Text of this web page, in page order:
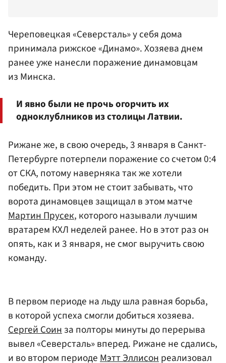
Череповецкая«Северсталь»у себя дома
принимала рижское «Динамо». Хозяева днем
ранее уже нанесли поражение динамовцам
из Минска.
И явно были не прочь огорчить их
одноклублников из столицы Латвии.
Рижане же, в свою очередь, 3 января в Санкт-
Петербурге потерпели поражение со счетом 0:4
от СКА, потому наверняка так же хотели
победить. При этом не стоит забывать, что
ворота динамовцев защищал в этом матче
Мартин Прусек, которого называли лучшим
вратарем КХЛ неделей ранее. Но в этот раз он
опять, как и 3 января, не смог выручить свою
команду.
В первом периоде на льду шла равная борьба,
в которой успеха смогли добиться хозяева.
Сергей Соинза полторы минуты до перерыва
вывел «Северсталь» вперед. Рижане не сдались,
и во втором периодеМэтт Эллисонреализовал